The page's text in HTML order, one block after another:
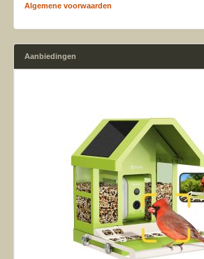
Algemene voorwaarden
Aanbiedingen